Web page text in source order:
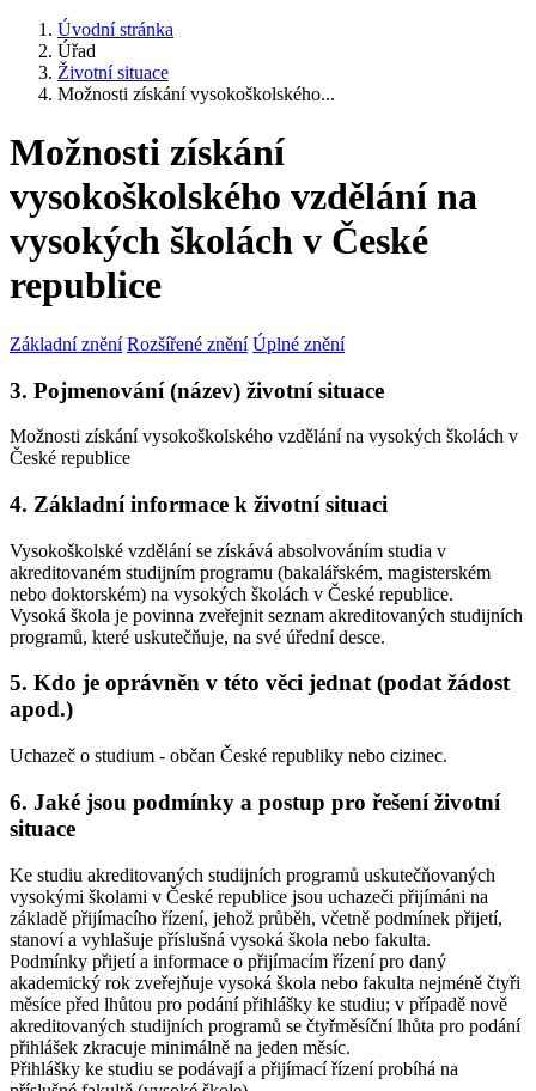
Úvodní stránka
Úřad
Životní situace
Možnosti získání vysokoškolského...
Možnosti získání
vysokoškolského vzdělání na
vysokých školách v České
republice
Základní znění Rozšířené znění Úplné znění
3. Pojmenování (název) životní situace
Možnosti získání vysokoškolského vzdělání na vysokých školách v
České republice
4. Základní informace k životní situaci
Vysokoškolské vzdělání se získává absolvováním studia v
akreditovaném studijním programu (bakalářském, magisterském
nebo doktorském) na vysokých školách v České republice.
Vysoká škola je povinna zveřejnit seznam akreditovaných studijních
programů, které uskutečňuje, na své úřední desce.
5. Kdo je oprávněn v této věci jednat (podat žádost
apod.)
Uchazeč o studium - občan České republiky nebo cizinec.
6. Jaké jsou podmínky a postup pro řešení životní
situace
Ke studiu akreditovaných studijních programů uskutečňovaných
vysokými školami v České republice jsou uchazeči přijímáni na
základě přijímacího řízení, jehož průběh, včetně podmínek přijetí,
stanoví a vyhlašuje příslušná vysoká škola nebo fakulta.
Podmínky přijetí a informace o přijímacím řízení pro daný
akademický rok zveřejňuje vysoká škola nebo fakulta nejméně čtyři
měsíce před lhůtou pro podání přihlášky ke studiu; v případě nově
akreditovaných studijních programů se čtyřměsíční lhůta pro podání
přihlášek zkracuje minimálně na jeden měsíc.
Přihlášky ke studiu se podávají a přijímací řízení probíhá na